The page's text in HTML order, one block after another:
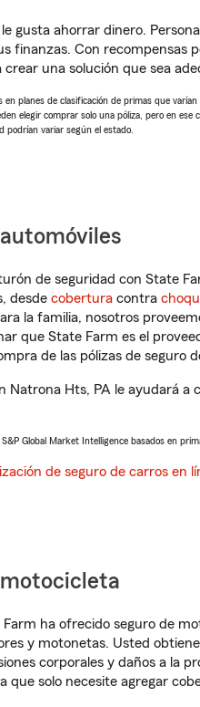
gusta ahorrar dinero.
finanzas. Con recompensas
crear una solución que sea
en planes de clasificación de primas que
elegir comprar solo una póliza, pero en
podrían variar según el estado.
de seguridad con State
desde cobertura contra
la familia, nosotros
que State Farm es el
de las pólizas de seguro
Natrona Hts, PA le ayudará
Global Market Intelligence basados en
de seguro de carros en
Farm ha ofrecido seguro de
y motonetas. Usted
corporales y daños a la
que solo necesite agregar